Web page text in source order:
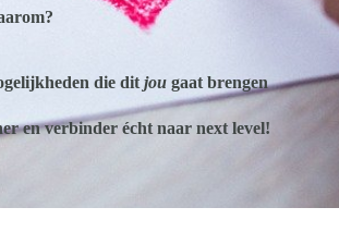
die dit jougaat brengen
en verbinder écht naar next level!